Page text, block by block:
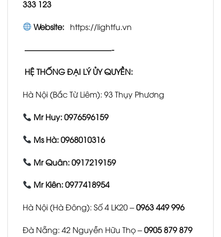
333 123
Website: https://lightfu.vn
———————————-
HỆ THỐNG ĐẠI LÝ ỦY QUYỀN:
Hà Nội (Bắc Từ Liêm): 93 Thụy Phương
Mr Huy: 0976596159
Ms Hà: 0968010316
Mr Quân: 0917219159
Mr Kiên: 0977418954
Hà Nội (Hà Đông): Số 4 LK20 –0963 449 996
Đà Nẵng: 42 Nguyễn Hữu Thọ –0905 879 879